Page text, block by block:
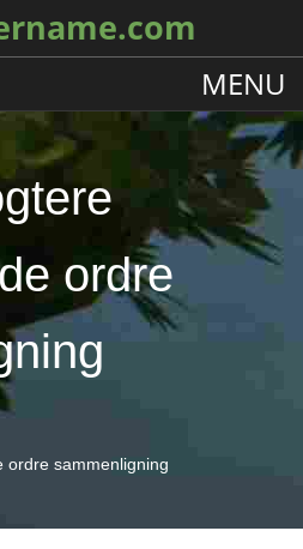
MENU
ordre
ordre sammenligning